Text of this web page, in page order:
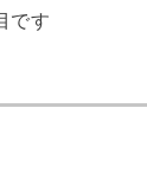
です